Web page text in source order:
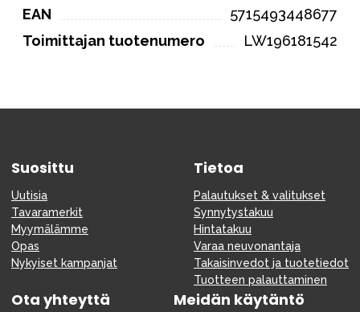
EAN
5715493448677
Toimittajan tuotenumero
LW196181542
Suosittu
Uutisia
Tavaramerkit
Myymälämme
Opas
Nykyiset kampanjat
Tietoa
Palautukset & valitukset
Synnytystakuu
Hintatakuu
Varaa neuvonantaja
Takaisinvedot ja tuotetiedot
Tuotteen palauttaminen
Ota yhteyttä Meidän käytäntö